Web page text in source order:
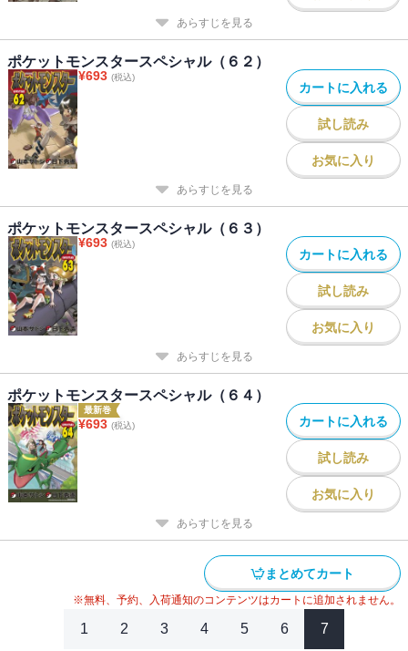
あらすじを見る
ポケットモンスタースペシャル（６２）
¥693 (税込)
カートに入れる
試し読み
お気に入り
あらすじを見る
ポケットモンスタースペシャル（６３）
¥693 (税込)
カートに入れる
試し読み
お気に入り
あらすじを見る
ポケットモンスタースペシャル（６４）
最新巻
¥693 (税込) カートに入れる
試し読み
お気に入り
あらすじを見る
まとめてカート
※無料、予約、入荷通知のコンテンツはカートに追加されません。
1 2 3 4 5 6 7